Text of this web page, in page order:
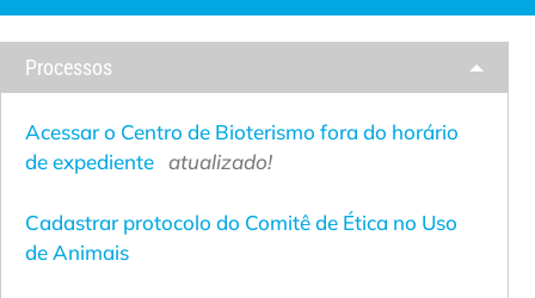
Processos
Acessar o Centro de Bioterismo fora do horário
de expediente atualizado!
Cadastrar protocolo do Comitê de Ética no Uso
de Animais